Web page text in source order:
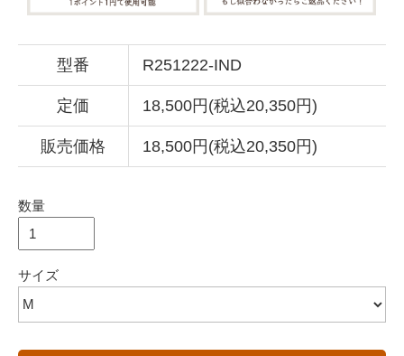
型番 R251222-IND
定価 18,500円(税込20,350円)
販売価格 18,500円(税込20,350円)
数量
サイズ